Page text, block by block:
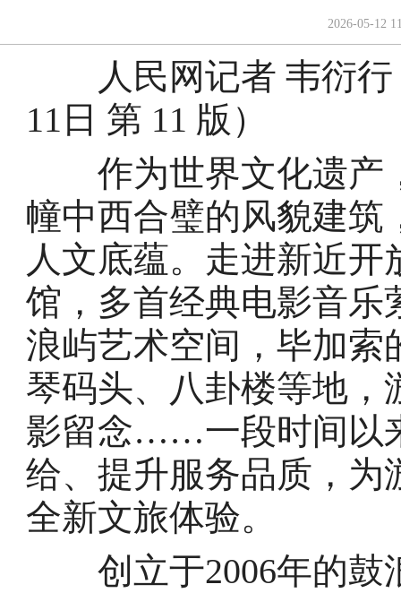
2026-05-12
人民网记者 韦衍行
11日 第 11 版）
作为世界文化遗产
幢中西合璧的风貌建筑
人文底蕴。走进新近开
馆，多首经典电影音乐
浪屿艺术空间，毕加索
琴码头、八卦楼等地，
影留念……一段时间以
给、提升服务品质，为
全新文旅体验。
创立于2006年的鼓